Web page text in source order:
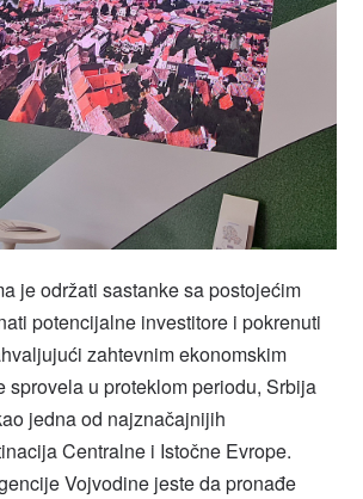
je održati sastanke sa postojećim
potencijalne investitore i pokrenuti
zahtevnim ekonomskim
sprovela u proteklom periodu, Srbija
jedna od najznačajnijih
Centralne i Istočne Evrope.
Vojvodine jeste da pronađe